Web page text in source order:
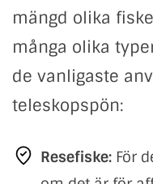
mängd olika
många olika
de vanligaste
teleskopspön:
Resefiske: För